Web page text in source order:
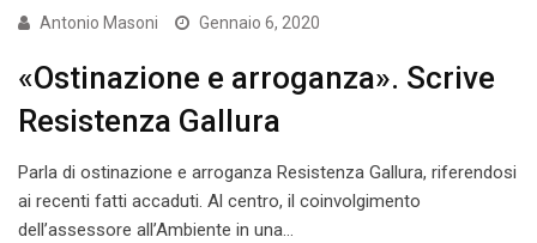
Antonio Masoni Gennaio 6, 2020
«Ostinazione e arroganza». Scrive
Resistenza Gallura
Parla di ostinazione e arroganza Resistenza Gallura, riferendosi
ai recenti fatti accaduti. Al centro, il coinvolgimento
dell’assessore all’Ambiente in una…